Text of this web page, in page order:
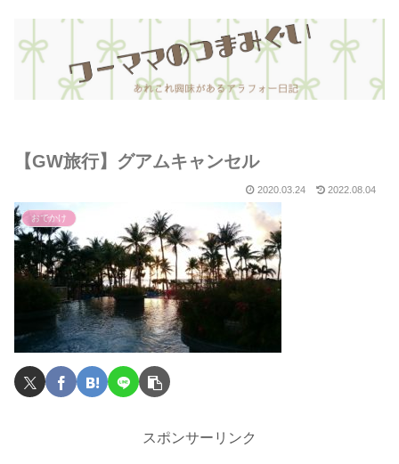
【GW旅行】グアムキャンセル
2020.03.24 2022.08.04
おでかけ
スポンサーリンク